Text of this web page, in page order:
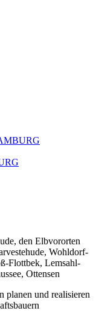
den Elbvororten
Wohldorf-
Flottbek, Lemsahl-
Ottensen
n planen und realisieren